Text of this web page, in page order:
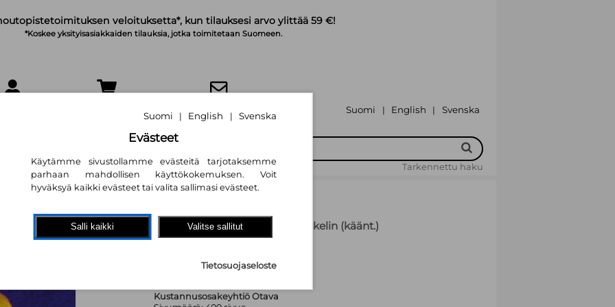
veloituksetta*, kun tilauksesi arvo ylittää 59 €!
*Koskee yksityisasiakkaiden tilauksia, jotka toimitetaan Suomeen.
TILAA UUTISKIRJE Suomi | English | Svenska
Tarkennettu haku
Laure Van Rensburg Elina Koskelin (käänt.)
30,90 €
Kustannusosakeyhtiö Otava
Suomi | English | Svenska
Evästeet
Käytämme sivustollamme evästeitä tarjotaksemme
parhaan mahdollisen käyttökokemuksen. Voit
hyväksyä kaikki evästeet tai valita sallimasi evästeet.
Salli kaikki Valitse sallitut
Tietosuojaseloste